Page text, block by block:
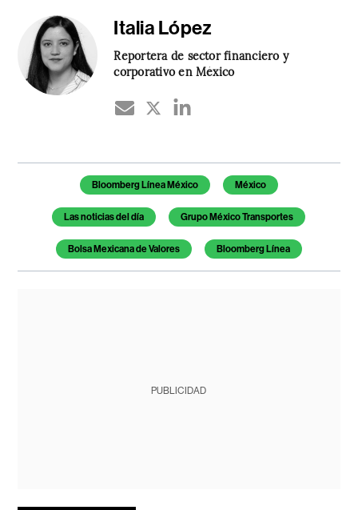
Italia López
Reportera de sector financiero y
corporativo en México
Temas de este artículo
Bloomberg Línea México México
Las noticias del día Grupo México Transportes
Bolsa Mexicana de Valores Bloomberg Línea
PUBLICIDAD